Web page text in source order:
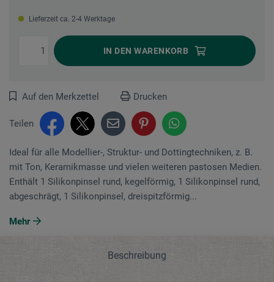
Lieferzeit ca. 2-4 Werktage
IN DEN WARENKORB
Auf den Merkzettel Drucken
Teilen
Ideal für alle Modellier-, Struktur- und Dottingtechniken, z. B.
mit Ton, Keramikmasse und vielen weiteren pastosen Medien.
Enthält 1 Silikonpinsel rund, kegelförmig, 1 Silikonpinsel rund,
abgeschrägt, 1 Silikonpinsel, dreispitzförmig...
Mehr
Beschreibung